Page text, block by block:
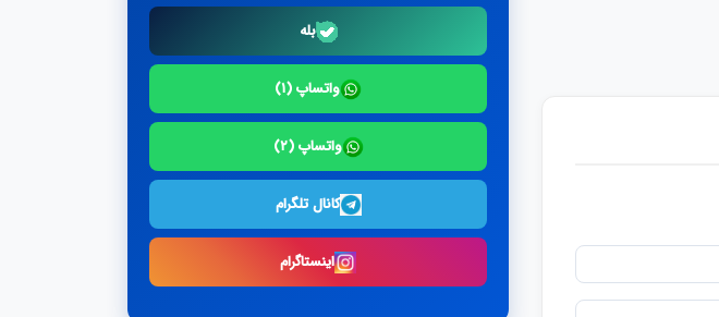
بله
واتساپ (۱)
واتساپ (۲)
کانال تلگرام
اینستاگرام